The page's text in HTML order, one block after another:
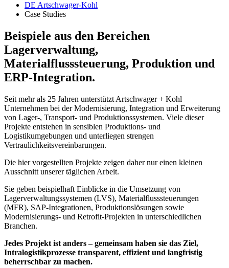
DE Artschwager-Kohl
Case Studies
Beispiele aus den Bereichen
Lagerverwaltung,
Materialflusssteuerung, Produktion und
ERP-Integration.
Seit mehr als 25 Jahren unterstützt Artschwager + Kohl
Unternehmen bei der Modernisierung, Integration und Erweiterung
von Lager-, Transport- und Produktionssystemen. Viele dieser
Projekte entstehen in sensiblen Produktions- und
Logistikumgebungen und unterliegen strengen
Vertraulichkeitsvereinbarungen.
Die hier vorgestellten Projekte zeigen daher nur einen kleinen
Ausschnitt unserer täglichen Arbeit.
Sie geben beispielhaft Einblicke in die Umsetzung von
Lagerverwaltungssystemen (LVS), Materialflusssteuerungen
(MFR), SAP-Integrationen, Produktionslösungen sowie
Modernisierungs- und Retrofit-Projekten in unterschiedlichen
Branchen.
Jedes Projekt ist anders – gemeinsam haben sie das Ziel,
Intralogistikprozesse transparent, effizient und langfristig
beherrschbar zu machen.